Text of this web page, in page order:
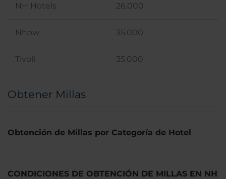
NH Hotels 26.000
Nhow 35.000
Tivoli 35.000
Obtener Millas
Obtención de Millas por Categoría de Hotel
CONDICIONES DE OBTENCIÓN DE MILLAS EN NH